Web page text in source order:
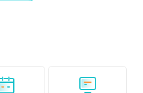
CPA学习资料